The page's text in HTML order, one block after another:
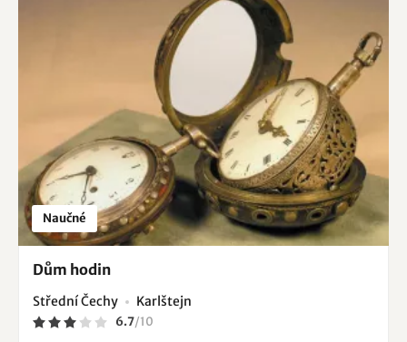
Naučné
Dům hodin
Střední Čechy Karlštejn
6.7/10